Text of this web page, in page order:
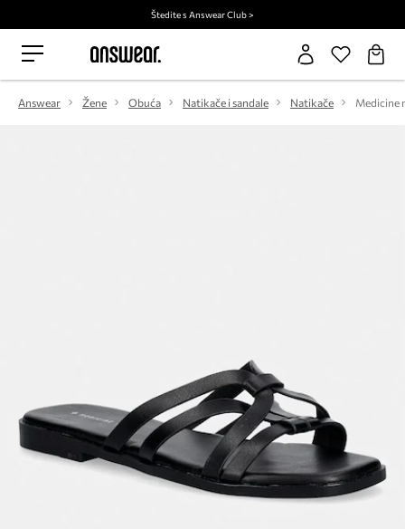
Štedite s Answear Club >
Answear Žene Obuća Natikače i sandale Natikače